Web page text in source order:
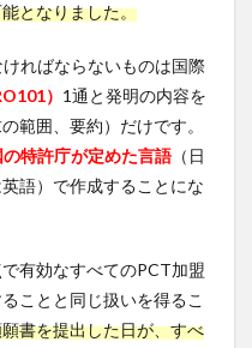
となりました。
ればならないものは国際
） 1通と発明の内容を
範囲、要約）だけです。
の特許庁が定めた言語 （日
語）で作成することにな
有効なすべてのPCT加盟
ことと同じ扱いを得るこ
書を提出した日が、すべ